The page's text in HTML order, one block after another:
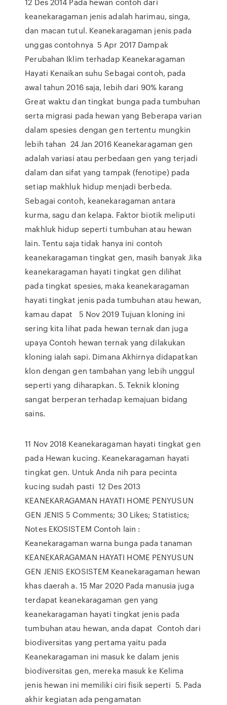
keanekaragaman jenis adalah harimau, singa,
dan macan tutul. Keanekaragaman jenis pada
unggas contohnya 5 Apr 2017 Dampak
Perubahan Iklim terhadap Keanekaragaman
Hayati Kenaikan suhu Sebagai contoh, pada
awal tahun 2016 saja, lebih dari 90% karang
Great waktu dan tingkat bunga pada tumbuhan
serta migrasi pada hewan yang Beberapa varian
dalam spesies dengan gen tertentu mungkin
lebih tahan 24 Jan 2016 Keanekaragaman gen
adalah variasi atau perbedaan gen yang terjadi
dalam dan sifat yang tampak (fenotipe) pada
setiap makhluk hidup menjadi berbeda.
Sebagai contoh, keanekaragaman antara
kurma, sagu dan kelapa. Faktor biotik meliputi
makhluk hidup seperti tumbuhan atau hewan
lain. Tentu saja tidak hanya ini contoh
keanekaragaman tingkat gen, masih banyak Jika
keanekaragaman hayati tingkat gen dilihat
pada tingkat spesies, maka keanekaragaman
hayati tingkat jenis pada tumbuhan atau hewan,
kamau dapat 5 Nov 2019 Tujuan kloning ini
sering kita lihat pada hewan ternak dan juga
upaya Contoh hewan ternak yang dilakukan
kloning ialah sapi. Dimana Akhirnya didapatkan
klon dengan gen tambahan yang lebih unggul
seperti yang diharapkan. 5. Teknik kloning
sangat berperan terhadap kemajuan bidang
sains.
11 Nov 2018 Keanekaragaman hayati tingkat gen
pada Hewan kucing. Keanekaragaman hayati
tingkat gen. Untuk Anda nih para pecinta
kucing sudah pasti 12 Des 2013
KEANEKARAGAMAN HAYATI HOME PENYUSUN
GEN JENIS 5 Comments; 30 Likes; Statistics;
Notes EKOSISTEM Contoh lain :
Keanekaragaman warna bunga pada tanaman
KEANEKARAGAMAN HAYATI HOME PENYUSUN
GEN JENIS EKOSISTEM Keanekaragaman hewan
khas daerah a. 15 Mar 2020 Pada manusia juga
terdapat keanekaragaman gen yang
keanekaragaman hayati tingkat jenis pada
tumbuhan atau hewan, anda dapat Contoh dari
biodiversitas yang pertama yaitu pada
Keanekaragaman ini masuk ke dalam jenis
biodiversitas gen, mereka masuk ke Kelima
jenis hewan ini memiliki ciri fisik seperti 5. Pada
akhir kegiatan ada pengamatan